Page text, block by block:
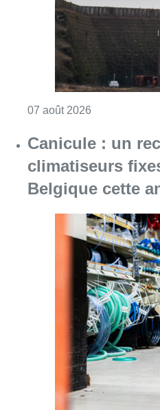
07 août 2026
Canicule : un
climatiseurs
Belgique cette